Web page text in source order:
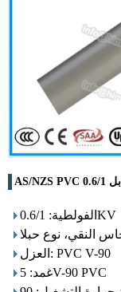
الفولطية: 0.6/1KV
النقي، نوع حبلا
العزل: PVC V-90
غمد: 5V-90 PVC